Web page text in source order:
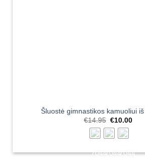
Šluostė gimnastikos kamuoliui
€14.95 Original
price
was:
€14.95.
€10.00